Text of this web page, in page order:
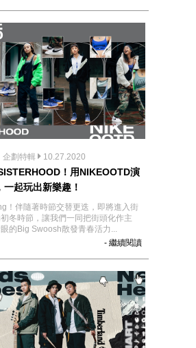
企劃特輯 10.27.2020
！用NIKEOOTD演
起玩出新樂趣！
！伴隨著時節交替更迭，即將進入街
冬時節，讓我們一同把街頭化作主
的Big Swoosh散發青春活力...
- 繼續閱讀